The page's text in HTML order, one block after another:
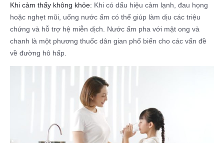
Khi cảm thấy không khỏe: Khi có dấu hiệu cảm lạnh, đau họng
hoặc nghẹt mũi, uống nước ấm có thể giúp làm dịu các triệu
chứng và hỗ trợ hệ miễn dịch. Nước ấm pha với mật ong và
chanh là một phương thuốc dân gian phổ biến cho các vấn đề
về đường hô hấp.